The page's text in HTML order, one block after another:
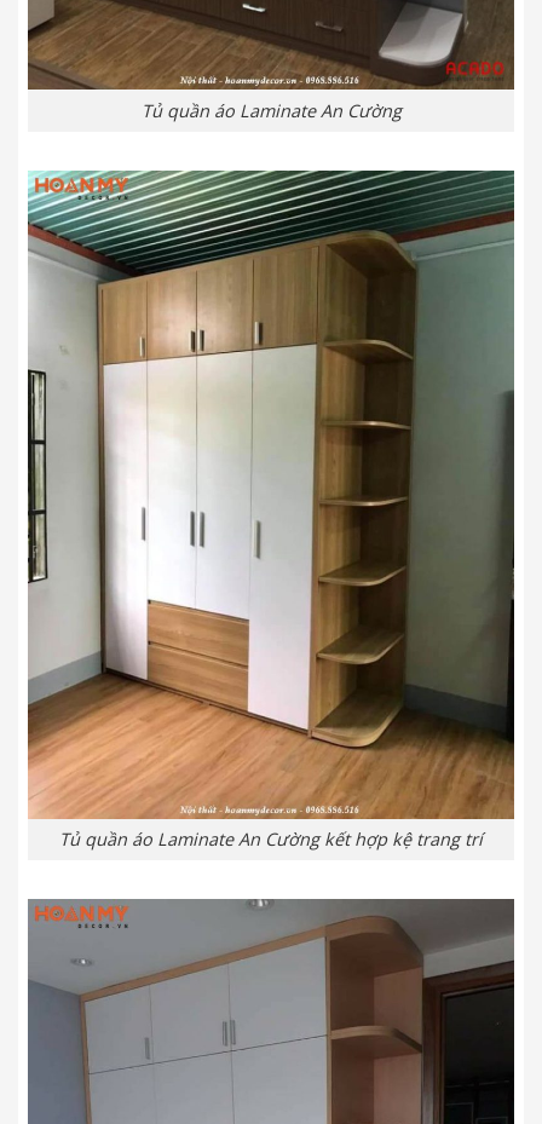
Tủ quần áo Laminate An Cường
Tủ quần áo Laminate An Cường kết hợp kệ trang trí